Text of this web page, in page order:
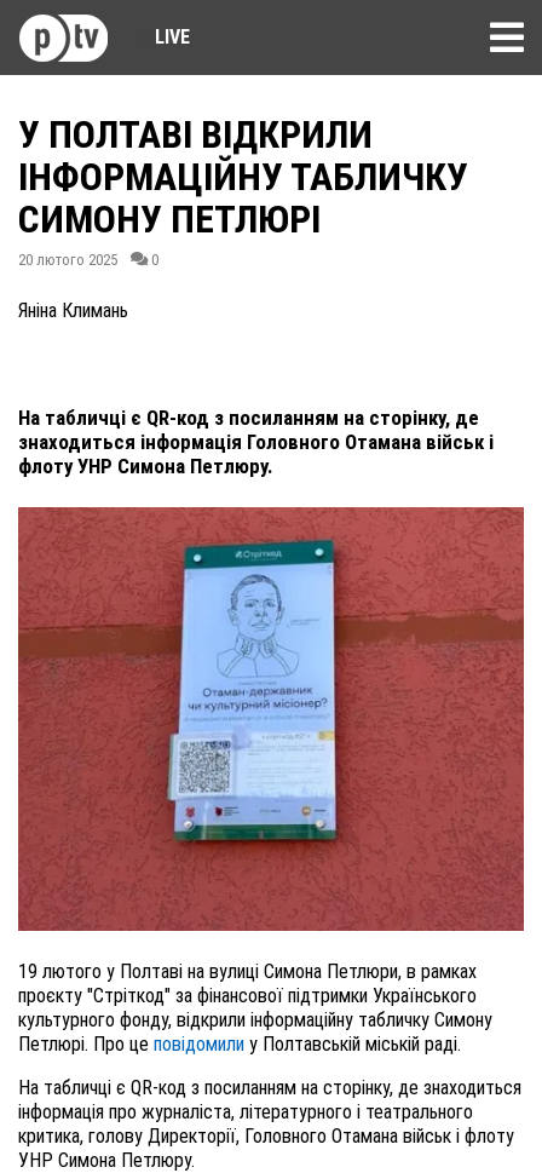
LIVE
У ПОЛТАВІ ВІДКРИЛИ
ІНФОРМАЦІЙНУ ТАБЛИЧКУ
СИМОНУ ПЕТЛЮРІ
20 лютого 2025 0
Яніна Климань
На табличці є QR-код з посиланням на сторінку, де
знаходиться інформація Головного Отамана військ і
флоту УНР Симона Петлюру.
19 лютого у Полтаві на вулиці Симона Петлюри, в рамках
проєкту "Стріткод" за фінансової підтримки Українського
культурного фонду, відкрили інформаційну табличку Симону
Петлюрі. Про це повідомили у Полтавській міській раді.
На табличці є QR-код з посиланням на сторінку, де знаходиться
інформація про журналіста, літературного і театрального
критика, голову Директорії, Головного Отамана військ і флоту
УНР Симона Петлюру.